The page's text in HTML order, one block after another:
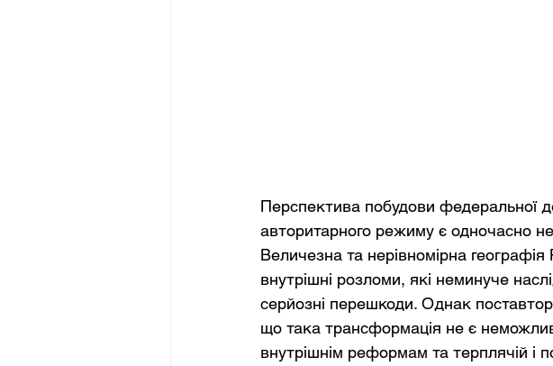
Перспектива побудови федеральної
авторитарного режиму є одночасно
Величезна та нерівномірна географія
внутрішні розломи, які неминуче
серйозні перешкоди. Однак
що така трансформація не є
внутрішнім реформам та терплячій і